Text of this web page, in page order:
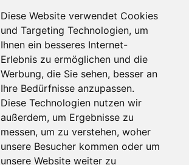
Diese Website verwendet Cookies
und Targeting Technologien, um
Ihnen ein besseres Internet-
Erlebnis zu ermöglichen und die
Werbung, die Sie sehen, besser an
Ihre Bedürfnisse anzupassen.
Diese Technologien nutzen wir
außerdem, um Ergebnisse zu
messen, um zu verstehen, woher
unsere Besucher kommen oder um
unsere Website weiter zu